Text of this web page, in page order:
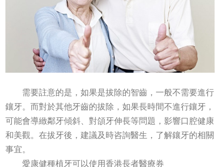
需要註意的是，如果是拔除的智齒，一般不需要進行
鑲牙。而對於其他牙齒的拔除，如果長時間不進行鑲牙，
可能會導緻鄰牙傾斜、對頜牙伸長等問題，影響口腔健康
和美觀。在拔牙後，建議及時咨詢醫生，了解鑲牙的相關
事宜。
愛康健種植牙可以使用香港長者醫療券